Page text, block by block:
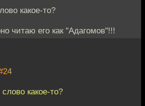
какое-то?
читаю его как "Адагомов"!!!
какое-то?